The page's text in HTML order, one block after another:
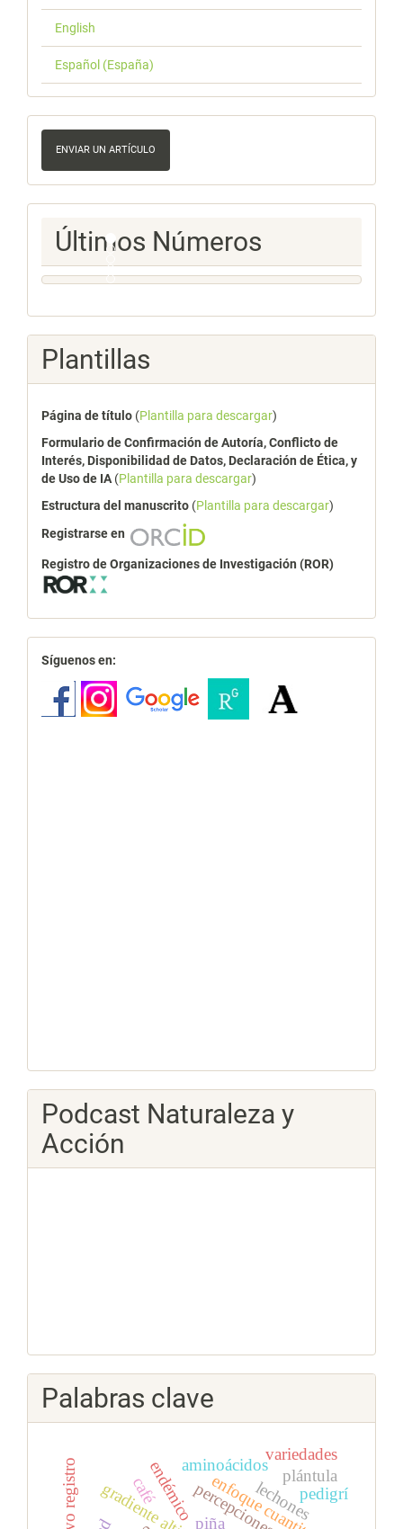
English
Español (España)
Enviar
un
artículo
ENVIAR UN ARTÍCULO
Ultimos
Numeros
Últimos Números
Plantillas
Página de título (Plantilla para descargar)
Formulario de Confirmación de Autoría, Conflicto de
Interés, Disponibilidad de Datos, Declaración de Ética, y
de Uso de IA (Plantilla para descargar)
Estructura del manuscrito (Plantilla para descargar)
Registrarse en
Registro de Organizaciones de Investigación (ROR)
redes
Síguenos en:
Podcast Naturaleza y
Acción
Palabras clave
percepcioneslechones
aminoácidos
endémico
nuevo registro piña
pedigrí
café plántula
variedades